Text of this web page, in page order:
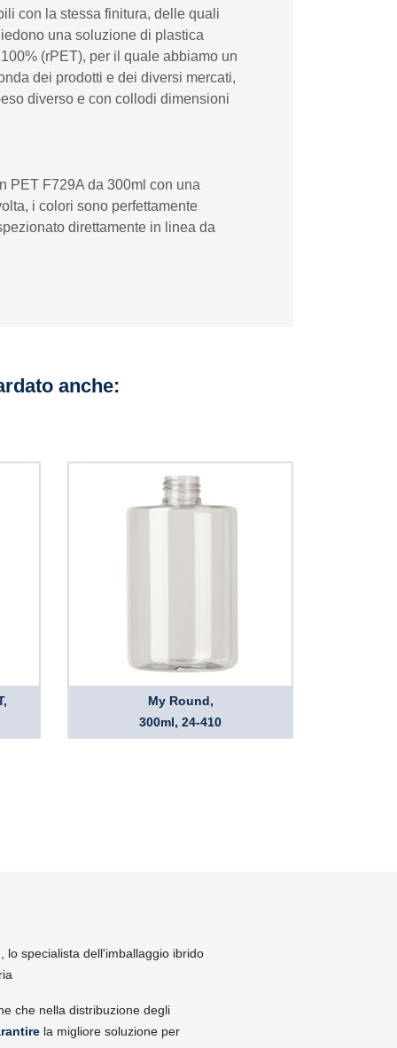
con la stessa finitura, delle quali
una soluzione di plastica
(rPET), per il quale abbiamo un
dei prodotti e dei diversi mercati,
diverso e con collodi dimensioni
PET F729A da 300ml con una
i colori sono perfettamente
direttamente in linea da
anche:
My Round,
300ml, 24-410
lo specialista dell'imballaggio ibrido
che nella distribuzione degli
la migliore soluzione per